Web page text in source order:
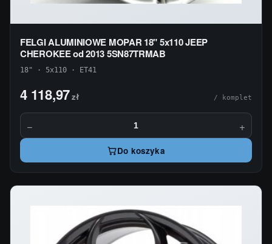
FELGI ALUMINIOWE MOPAR 18" 5x110 JEEP
CHEROKEE od 2013 5SN87TRMAB
18" · 5x110 · ET41
4 118,97zł / komplet
− +
Do koszyka